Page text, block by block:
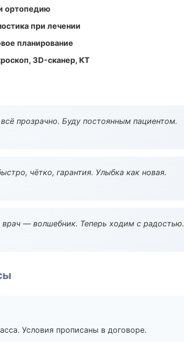
ортопедию
при лечении
планирование
3D-сканер, КТ
прозрачно. Буду постоянным пациентом.
чётко, гарантия. Улыбка как новая.
врач — волшебник. Теперь ходим с радостью.
Условия прописаны в договоре.